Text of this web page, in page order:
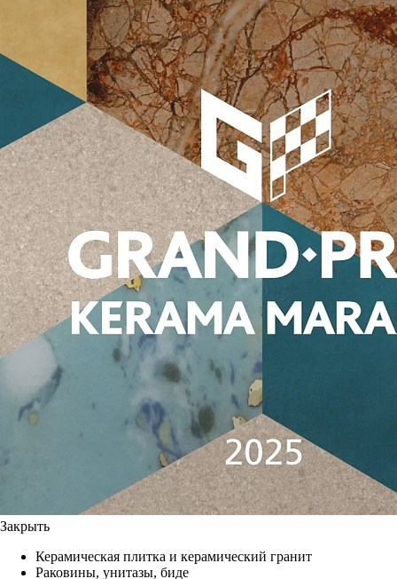
Закрыть
Керамическая плитка и керамический гранит
Раковины, унитазы, биде